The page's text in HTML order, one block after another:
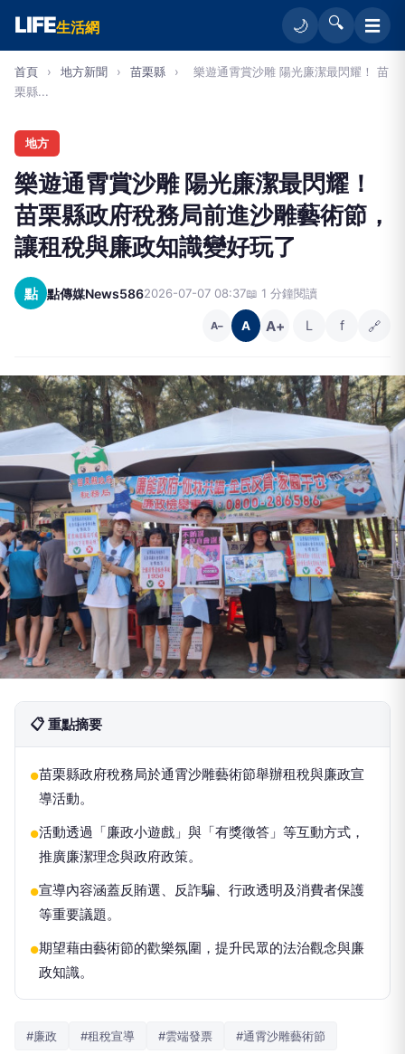
LIFE生活網 🌙 🔍 ☰
首頁 › 地方新聞 › 苗栗縣 ›
樂遊通霄賞沙雕 陽光廉潔最閃耀！ 苗
栗縣...
地方
樂遊通霄賞沙雕 陽光廉潔最閃耀！
苗栗縣政府稅務局前進沙雕藝術節，
讓租稅與廉政知識變好玩了
點 點傳媒News5862026-07-07 08:37📖 1 分鐘閱讀
A− A A+ L f 🔗
📋 重點摘要
●苗栗縣政府稅務局於通霄沙雕藝術節舉辦租稅與廉政宣
導活動。
●活動透過「廉政小遊戲」與「有獎徵答」等互動方式，
推廣廉潔理念與政府政策。
●宣導內容涵蓋反賄選、反詐騙、行政透明及消費者保護
等重要議題。
●期望藉由藝術節的歡樂氛圍，提升民眾的法治觀念與廉
政知識。
#廉政 #租稅宣導 #雲端發票 #通霄沙雕藝術節